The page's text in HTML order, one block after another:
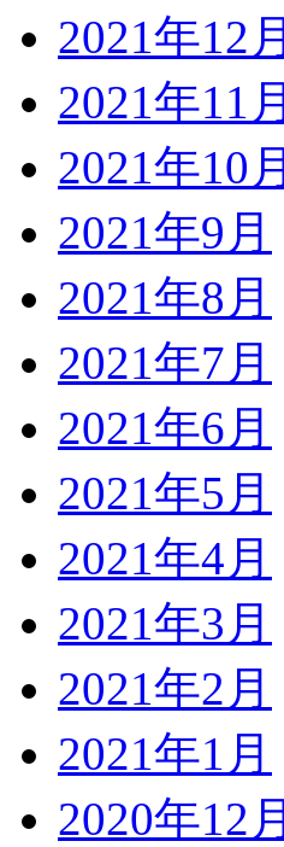
2021年12月
2021年11月
2021年10月
2021年9月
2021年8月
2021年7月
2021年6月
2021年5月
2021年4月
2021年3月
2021年2月
2021年1月
2020年12月